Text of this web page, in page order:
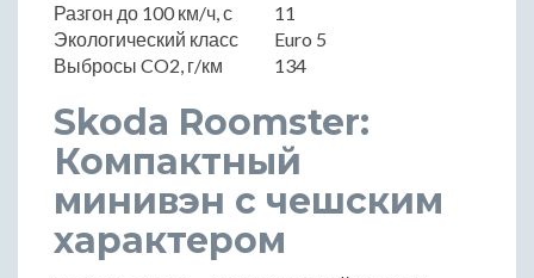
Разгон до 100 км/ч, с
11
Экологический класс
Euro 5
Выбросы CO2, г/км
134
Skoda Roomster:
Компактный
минивэн с чешским
характером